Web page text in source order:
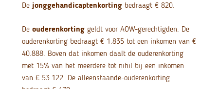
De jonggehandicaptenkortingbedraagt € 820.
De ouderenkortinggeldt voor AOW-gerechtigden. De
ouderenkorting bedraagt € 1.835 tot een inkomen van €
40.888. Boven dat inkomen daalt de ouderenkorting
met 15% van het meerdere tot nihil bij een inkomen
van € 53.122. De alleenstaande-ouderenkorting